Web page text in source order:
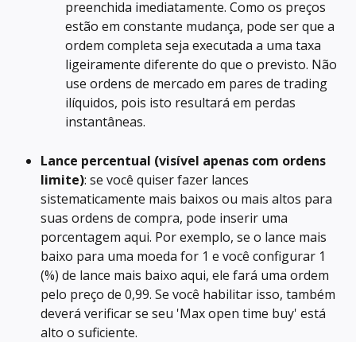
preenchida imediatamente. Como os preços
estão em constante mudança, pode ser que a
ordem completa seja executada a uma taxa
ligeiramente diferente do que o previsto. Não
use ordens de mercado em pares de trading
ilíquidos, pois isto resultará em perdas
instantâneas.
Lance percentual (visível apenas com ordens
limite): se você quiser fazer lances
sistematicamente mais baixos ou mais altos para
suas ordens de compra, pode inserir uma
porcentagem aqui. Por exemplo, se o lance mais
baixo para uma moeda for 1 e você configurar 1
(%) de lance mais baixo aqui, ele fará uma ordem
pelo preço de 0,99. Se você habilitar isso, também
deverá verificar se seu 'Max open time buy' está
alto o suficiente.